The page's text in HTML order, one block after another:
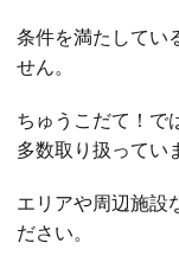
条件を満たしてい
せん。
ちゅうこだて！で
多数取り扱ってい
エリアや周辺施設
ださい。